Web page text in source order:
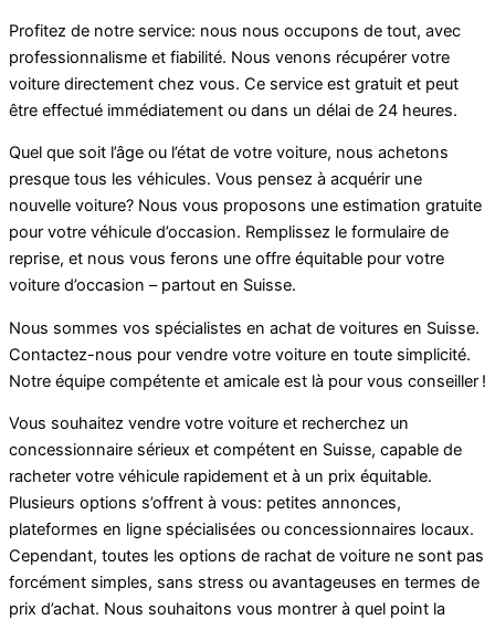
Profitez de notre service: nous nous occupons de tout, avec
professionnalisme et fiabilité. Nous venons récupérer votre
voiture directement chez vous. Ce service est gratuit et peut
être effectué immédiatement ou dans un délai de 24 heures.
Quel que soit l’âge ou l’état de votre voiture, nous achetons
presque tous les véhicules. Vous pensez à acquérir une
nouvelle voiture? Nous vous proposons une estimation gratuite
pour votre véhicule d’occasion. Remplissez le formulaire de
reprise, et nous vous ferons une offre équitable pour votre
voiture d’occasion – partout en Suisse.
Nous sommes vos spécialistes en achat de voitures en Suisse.
Contactez-nous pour vendre votre voiture en toute simplicité.
Notre équipe compétente et amicale est là pour vous conseiller !
Vous souhaitez vendre votre voiture et recherchez un
concessionnaire sérieux et compétent en Suisse, capable de
racheter votre véhicule rapidement et à un prix équitable.
Plusieurs options s’offrent à vous: petites annonces,
plateformes en ligne spécialisées ou concessionnaires locaux.
Cependant, toutes les options de rachat de voiture ne sont pas
forcément simples, sans stress ou avantageuses en termes de
prix d’achat. Nous souhaitons vous montrer à quel point la